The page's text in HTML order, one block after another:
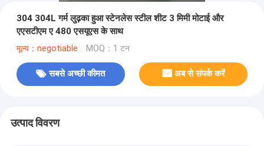
304 304L गर्म लुढ़का हुआ स्टेनलेस स्टील शीट 3 मिमी मोटाई और
एएसटीएम ए 480 एसयूएस के साथ
मूल्य：negotiable MOQ：1 टन
सबसे अच्छी कीमत अब से संपर्क करें
उत्पाद विवरण